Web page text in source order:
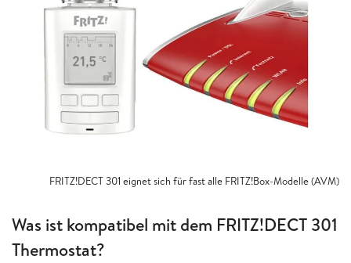
FRITZ!DECT 301 eignet sich für fast alle FRITZ!Box-Modelle (AVM)
Was ist kompatibel mit dem FRITZ!DECT 301
Thermostat?